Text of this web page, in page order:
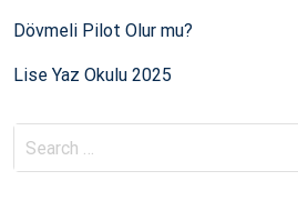
Dövmeli Pilot Olur mu?
Lise Yaz Okulu 2025
Search
for: